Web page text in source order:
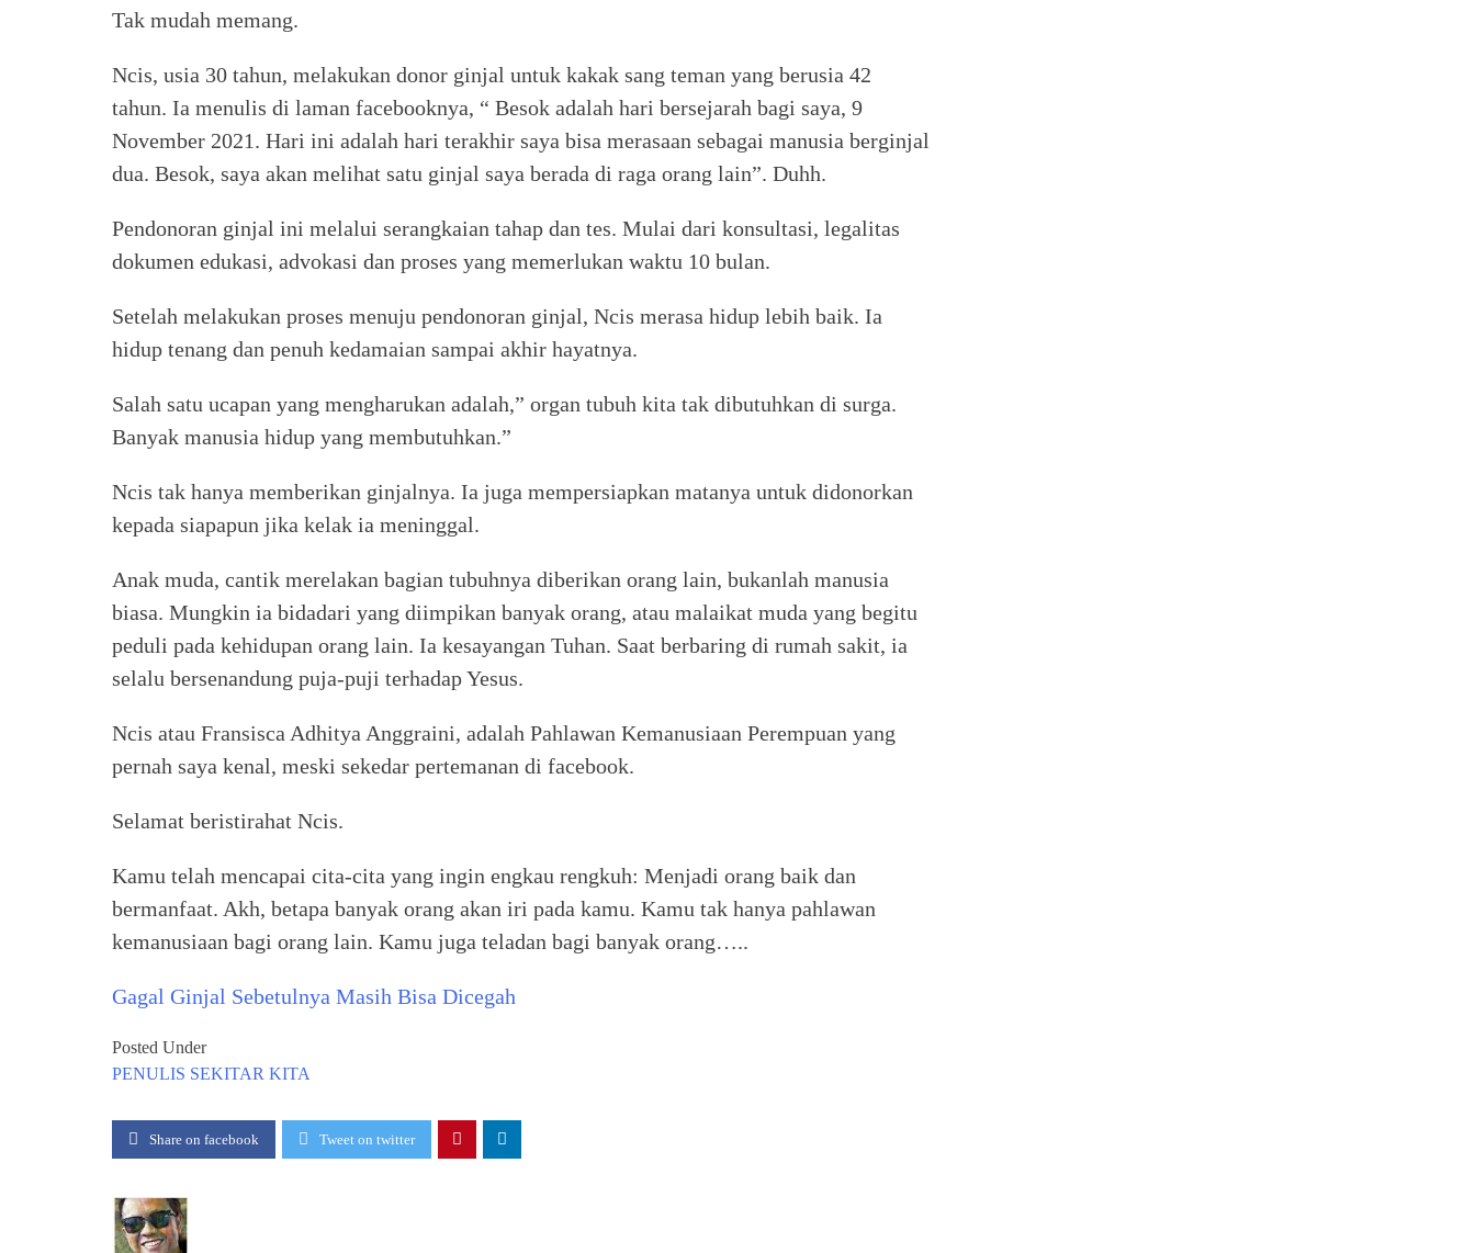
Tak mudah memang.
Ncis, usia 30 tahun, melakukan donor ginjal untuk kakak sang teman yang berusia 42
tahun. Ia menulis di laman facebooknya, “ Besok adalah hari bersejarah bagi saya, 9
November 2021. Hari ini adalah hari terakhir saya bisa merasaan sebagai manusia berginjal
dua. Besok, saya akan melihat satu ginjal saya berada di raga orang lain”. Duhh.
Pendonoran ginjal ini melalui serangkaian tahap dan tes. Mulai dari konsultasi, legalitas
dokumen edukasi, advokasi dan proses yang memerlukan waktu 10 bulan.
Setelah melakukan proses menuju pendonoran ginjal, Ncis merasa hidup lebih baik. Ia
hidup tenang dan penuh kedamaian sampai akhir hayatnya.
Salah satu ucapan yang mengharukan adalah,” organ tubuh kita tak dibutuhkan di surga.
Banyak manusia hidup yang membutuhkan.”
Ncis tak hanya memberikan ginjalnya. Ia juga mempersiapkan matanya untuk didonorkan
kepada siapapun jika kelak ia meninggal.
Anak muda, cantik merelakan bagian tubuhnya diberikan orang lain, bukanlah manusia
biasa. Mungkin ia bidadari yang diimpikan banyak orang, atau malaikat muda yang begitu
peduli pada kehidupan orang lain. Ia kesayangan Tuhan. Saat berbaring di rumah sakit, ia
selalu bersenandung puja-puji terhadap Yesus.
Ncis atau Fransisca Adhitya Anggraini, adalah Pahlawan Kemanusiaan Perempuan yang
pernah saya kenal, meski sekedar pertemanan di facebook.
Selamat beristirahat Ncis.
Kamu telah mencapai cita-cita yang ingin engkau rengkuh: Menjadi orang baik dan
bermanfaat. Akh, betapa banyak orang akan iri pada kamu. Kamu tak hanya pahlawan
kemanusiaan bagi orang lain. Kamu juga teladan bagi banyak orang…..
Gagal Ginjal Sebetulnya Masih Bisa Dicegah
Posted Under
PENULIS SEKITAR KITA
Share on facebook Tweet on twitter